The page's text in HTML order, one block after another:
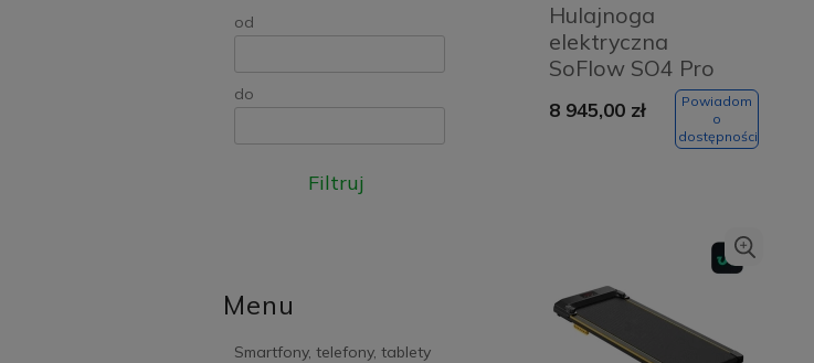
od
do
Filtruj
Menu
Smartfony, telefony, tablety
Hulajnoga
elektryczna
SoFlow SO4 Pro
GT Czarna - Black
8 945,00 zł
Powiadom
o
dostępności